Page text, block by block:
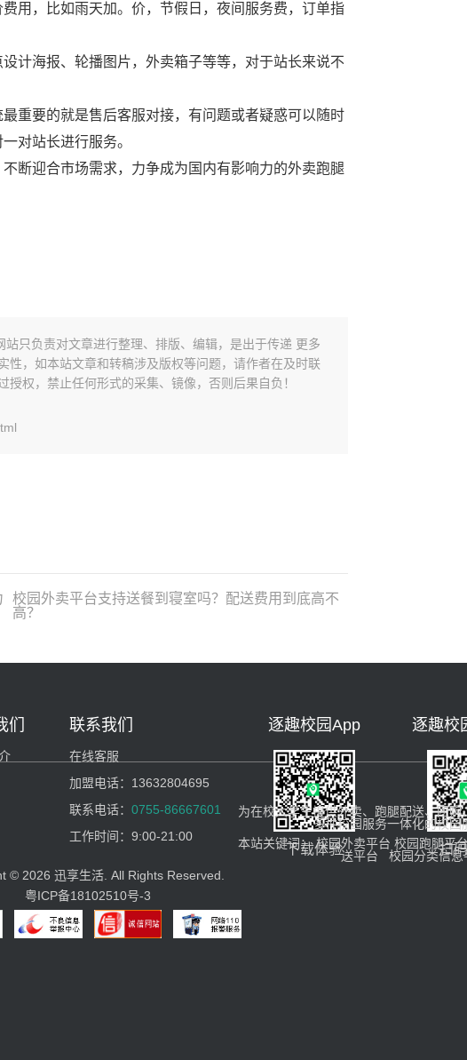
用，比如雨天加。价，节假日，夜间服务费，订单指
计海报、轮播图片，外卖箱子等等，对于站长来说不
重要的就是售后客服对接，有问题或者疑惑可以随时
对站长进行服务。
断迎合市场需求，力争成为国内有影响力的外卖跑腿
只负责对文章进行整理、排版、编辑，是出于传递 更多
，如本站文章和转稿涉及版权等问题，请作者在及时联
权，禁止任何形式的采集、镜像，否则后果自负！
校园外卖平台支持送餐到寝室吗？配送费用到底高不
高？
们 联系我们
在线客服
加盟电话： 13632804695
联系电话： 0755-86667601
工作时间： 9:00-21:00
逐趣校园App
下载体验
逐趣校
扫
为在校大学生提供外卖、跑腿配送、团
多种校园服务一体化的校园
本站关键词：校园外卖平台 校园跑腿平台
送平台
校园分类信息
© 2026 迅享生活. All Rights Reserved.
粤ICP备18102510号-3